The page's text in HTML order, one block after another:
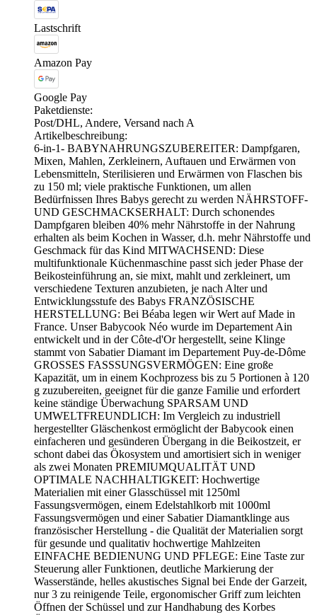
Lastschrift
Amazon Pay
Google Pay
Paketdienste:
Post/DHL, Andere, Versand nach A
Artikelbeschreibung:
6-in-1- BABYNAHRUNGSZUBEREITER: Dampfgaren,
Mixen, Mahlen, Zerkleinern, Auftauen und Erwärmen von
Lebensmitteln, Sterilisieren und Erwärmen von Flaschen bis
zu 150 ml; viele praktische Funktionen, um allen
Bedürfnissen Ihres Babys gerecht zu werden NÄHRSTOFF-
UND GESCHMACKSERHALT: Durch schonendes
Dampfgaren bleiben 40% mehr Nährstoffe in der Nahrung
erhalten als beim Kochen in Wasser, d.h. mehr Nährstoffe und
Geschmack für das Kind MITWACHSEND: Diese
multifunktionale Küchenmaschine passt sich jeder Phase der
Beikosteinführung an, sie mixt, mahlt und zerkleinert, um
verschiedene Texturen anzubieten, je nach Alter und
Entwicklungsstufe des Babys FRANZÖSISCHE
HERSTELLUNG: Bei Béaba legen wir Wert auf Made in
France. Unser Babycook Néo wurde im Departement Ain
entwickelt und in der Côte-d'Or hergestellt, seine Klinge
stammt von Sabatier Diamant im Departement Puy-de-Dôme
GROSSES FASSSUNGSVERMÖGEN: Eine große
Kapazität, um in einem Kochprozess bis zu 5 Portionen à 120
g zuzubereiten, geeignet für die ganze Familie und erfordert
keine ständige Überwachung SPARSAM UND
UMWELTFREUNDLICH: Im Vergleich zu industriell
hergestellter Gläschenkost ermöglicht der Babycook einen
einfacheren und gesünderen Übergang in die Beikostzeit, er
schont dabei das Ökosystem und amortisiert sich in weniger
als zwei Monaten PREMIUMQUALITÄT UND
OPTIMALE NACHHALTIGKEIT: Hochwertige
Materialien mit einer Glasschüssel mit 1250ml
Fassungsvermögen, einem Edelstahlkorb mit 1000ml
Fassungsvermögen und einer Sabatier Diamantklinge aus
französischer Herstellung - die Qualität der Materialien sorgt
für gesunde und qualitativ hochwertige Mahlzeiten
EINFACHE BEDIENUNG UND PFLEGE: Eine Taste zur
Steuerung aller Funktionen, deutliche Markierung der
Wasserstände, helles akustisches Signal bei Ende der Garzeit,
nur 3 zu reinigende Teile, ergonomischer Griff zum leichten
Öffnen der Schüssel und zur Handhabung des Korbes